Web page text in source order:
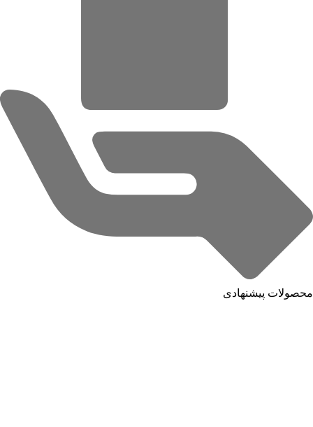
محصولات پیشنهادی